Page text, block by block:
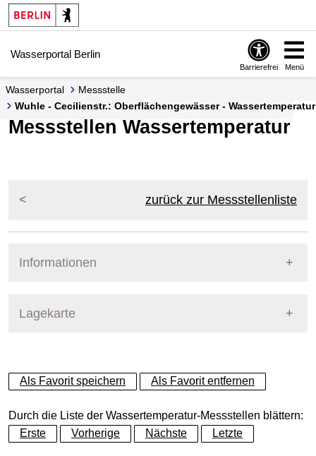
Springe zur Navigation
Springe zum Inhalt
Wasserportal Berlin
Barrierefrei Menü
Wasserportal
Messstelle
Wuhle - Cecilienstr.: Oberflächengewässer -
Messstellen Wassertemperatur
zurück zur Messstellenliste
Informationen
Lagekarte
+
−
Als Favorit speichern Als Favorit entfernen
Durch die Liste der Wassertemperatur-Messstellen blättern:
Erste
Vorherige Nächste Letzte